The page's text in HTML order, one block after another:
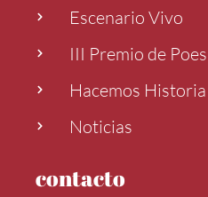
Escenario Vivo
III Premio de
Hacemos Historia
Noticias
contacto